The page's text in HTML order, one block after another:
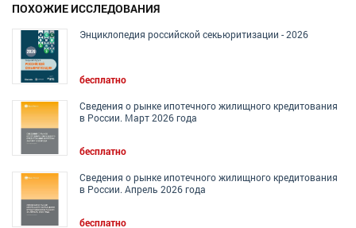
ПОХОЖИЕ ИССЛЕДОВАНИЯ
Энциклопедия российской секьюритизации - 2026
бесплатно
Сведения о рынке ипотечного жилищного кредитования
в России. Март 2026 года
бесплатно
Сведения о рынке ипотечного жилищного кредитования
в России. Апрель 2026 года
бесплатно